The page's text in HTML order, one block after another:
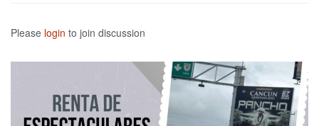
Please login to join discussion